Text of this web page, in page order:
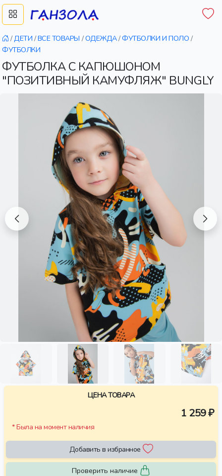
/ДЕТИ /ВСЕ ТОВАРЫ /ОДЕЖДА/ФУТБОЛКИ И ПОЛО /
ФУТБОЛКИ
ФУТБОЛКА С КАПЮШОНОМ
"ПОЗИТИВНЫЙ КАМУФЛЯЖ" BUNGLY
ЦЕНА ТОВАРА
1 259 ₽
* Была на момент наличия
Добавить в избранное
Проверить наличие